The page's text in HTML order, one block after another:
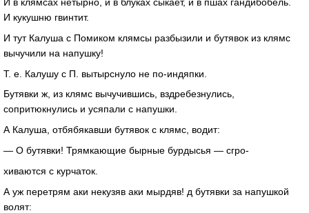
И кукушню гвинтит.
И тут Калуша с Помиком клямсы разбызили и бутявок из клямс
вычучили на напушку!
Т. е. Калушу с П. вытырснуло не по-индяпки
Бутявки ж, из клямс вычучившись, вздребезнулись,
сопритюкнулись и усяпали с напушки.
А Калуша, отбябякавши бутявок с клямс, водит:
— О бутявки! Трямкающие бырные бурдысья — сгро-
хиваются с курчаток.
А уж перетрям аки некузяв аки мырдяв! д бутявки за напушкой
волят: